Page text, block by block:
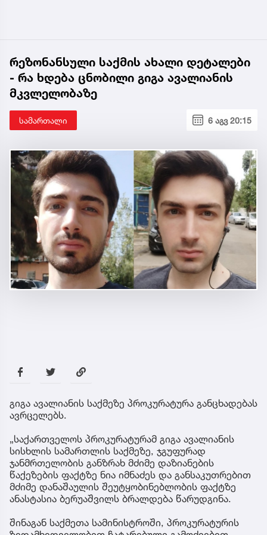
რეზონანსული საქმის ახალი დეტალები
- რა ხდება ცნობილი გიგა ავალიანის
მკვლელობაზე
სამართალი 6 აგვ 20:15
გიგა ავალიანის საქმეზე პროკურატურა განცხადებას
ავრცელებს.
„საქართველოს პროკურატურამ გიგა ავალიანის
სისხლის სამართლის საქმეზე, ჯგუფურად
ჯანმრთელობის განზრახ მძიმე დაზიანების
წაქეზების ფაქტზე ნია იმნაძეს და განსაკუთრებით
მძიმე დანაშაულის შეუტყობინებლობის ფაქტზე
ანასტასია ბერუაშვილს ბრალდება წარუდგინა.
შინაგან საქმეთა სამინისტროში, პროკურატურის